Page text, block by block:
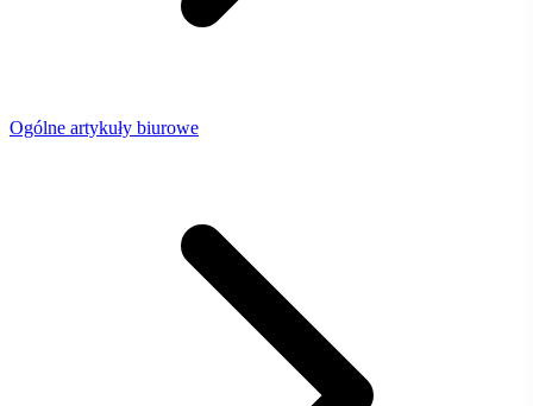
Ogólne artykuły biurowe